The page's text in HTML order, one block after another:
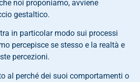
noi proponiamo, avviene
gestaltico.
in particolar modo sui processi
percepisce se stesso e la realtà e
percezioni.
al perché dei suoi comportamenti o